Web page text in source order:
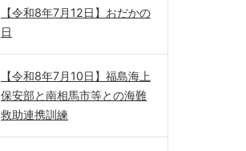
【令和8年7月12日】おだかの
日
【令和8年7月10日】福島海上
保安部と南相馬市等との海難
救助連携訓練